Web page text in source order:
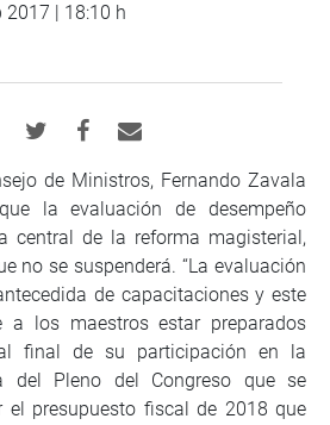
2017 | 18:10 h
de Ministros, Fernando Zavala
la evaluación de desempeño
central de la reforma magisterial,
no se suspenderá. “La evaluación
de capacitaciones y este
a los maestros estar preparados
final de su participación en la
del Pleno del Congreso que se
el presupuesto fiscal de 2018 que